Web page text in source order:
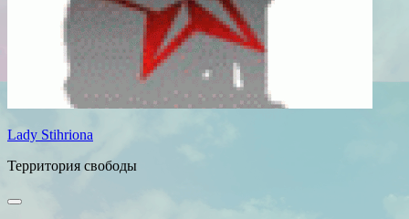
Lady Stihriona
Территория свободы